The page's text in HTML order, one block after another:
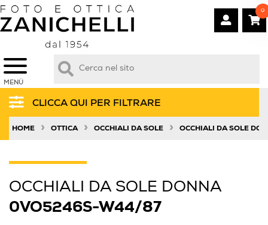
MENÙ
0
CLICCA QUI PER FILTRARE
HOME » OTTICA » OCCHIALI DA SOLE » OCCHIALI DA SOLE
OCCHIALI DA SOLE DONNA
0VO5246S-W44/87